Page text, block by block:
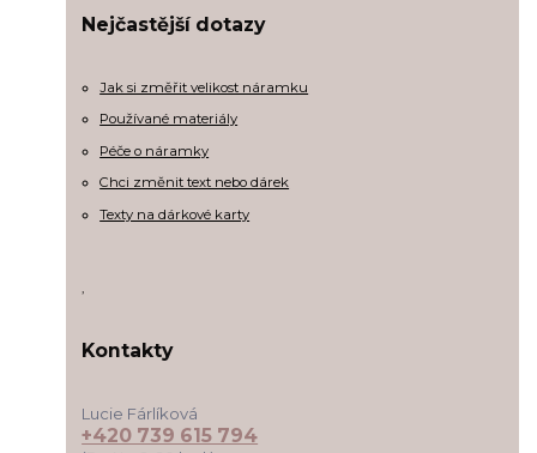
Nejčastější dotazy
Jak si změřit velikost náramku
Používané materiály
Péče o náramky
Chci změnit text nebo dárek
Texty na dárkové karty
,
Kontakty
Lucie Fárlíková
+420 739 615 794